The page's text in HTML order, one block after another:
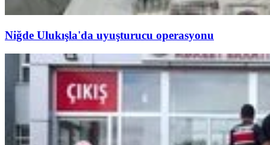
Niğde Ulukışla'da uyuşturucu operasyonu